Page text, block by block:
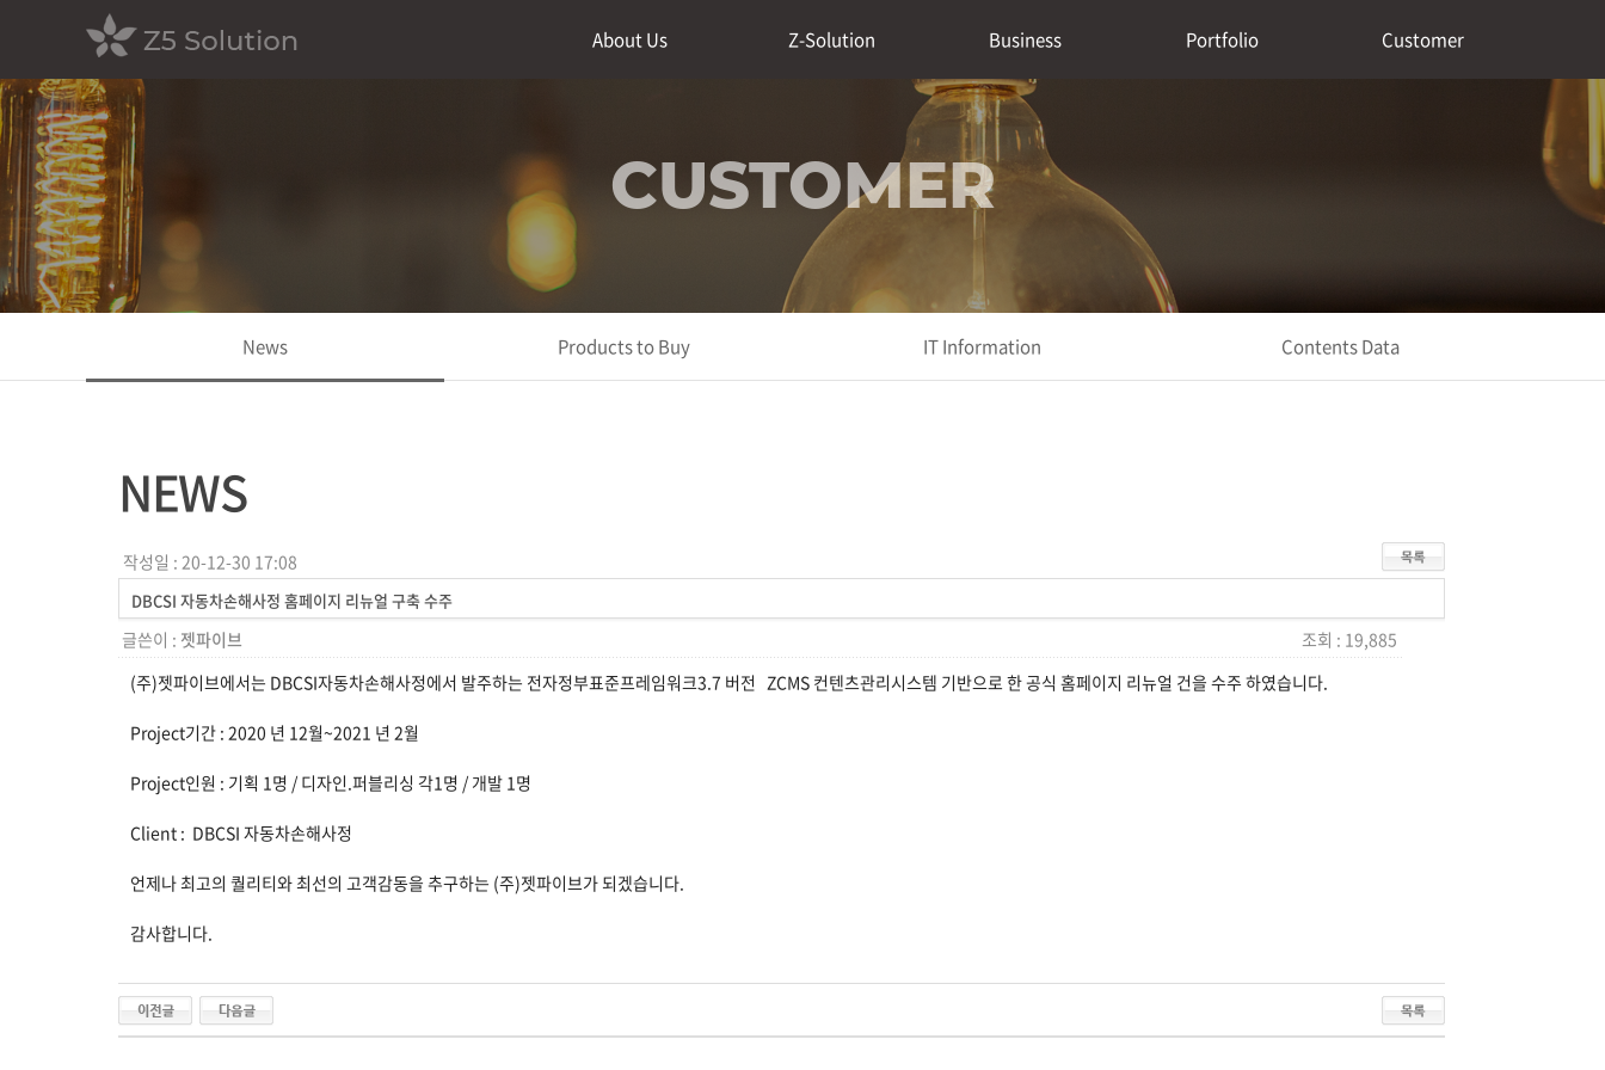
About Us Z-Solution Business Portfolio Customer
CUSTOMER
News Products to Buy IT Information Contents Data
NEWS
작성일 : 20-12-30 17:08
DBCSI 자동차손해사정 홈페이지 리뉴얼 구축 수주
글쓴이 : 젯파이브
조회 : 19,885
(주)젯파이브에서는 DBCSI자동차손해사정에서 발주하는 전자정부표준프레임워크3.7 버전 ZCMS 컨텐츠관리시스템 기반으로 한 공식 홈페이지 리뉴얼 건을 수주 하였습니다.
Project기간 : 2020 년 12월~2021 년 2월
Project인원 : 기획 1명 / 디자인.퍼블리싱 각1명 / 개발 1명
Client : DBCSI 자동차손해사정
언제나 최고의 퀄리티와 최선의 고객감동을 추구하는 (주)젯파이브가 되겠습니다.
감사합니다.